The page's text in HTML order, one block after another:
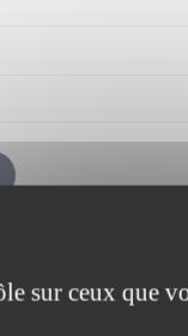
sur ceux que